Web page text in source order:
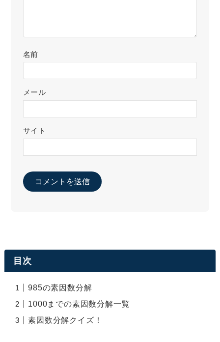
名前
メール
サイト
目次
985の素因数分解
1000までの素因数分解一覧
素因数分解クイズ！